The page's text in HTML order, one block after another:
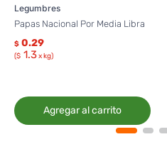
Legumbres
Papas Nacional Por Media Libra
$ 0.29
($ 1.3x kg)
Agregar al carrito